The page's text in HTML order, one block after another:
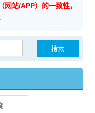
站/APP）的一致性，